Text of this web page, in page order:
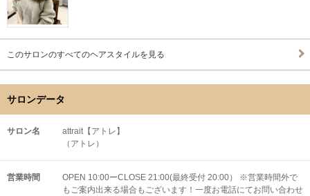
このサロンのすべてのヘアスタイルを見る
サロンデータ
サロン名
attrait【アトレ】
（アトレ）
営業時間
OPEN 10:00ーCLOSE 21:00(最終受付 20:00） ※営業時間外で
もご案内出来る場合もございます！一度お電話にてお問い合わせ